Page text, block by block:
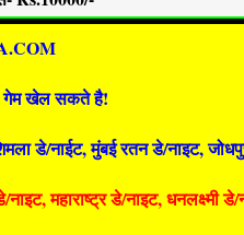
गेम खेल सकते है!
डे/नाईट, मुंबई रतन डे/नाइट,
महाराष्ट्र डे/नाइट, धनलक्ष्मी